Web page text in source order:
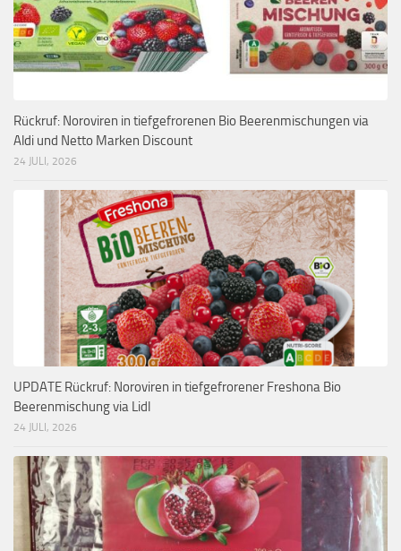
Rückruf: Noroviren in tiefgefrorenen Bio Beerenmischungen via
Aldi und Netto Marken Discount
24 JULI, 2026
UPDATE Rückruf: Noroviren in tiefgefrorener Freshona Bio
Beerenmischung via Lidl
24 JULI, 2026